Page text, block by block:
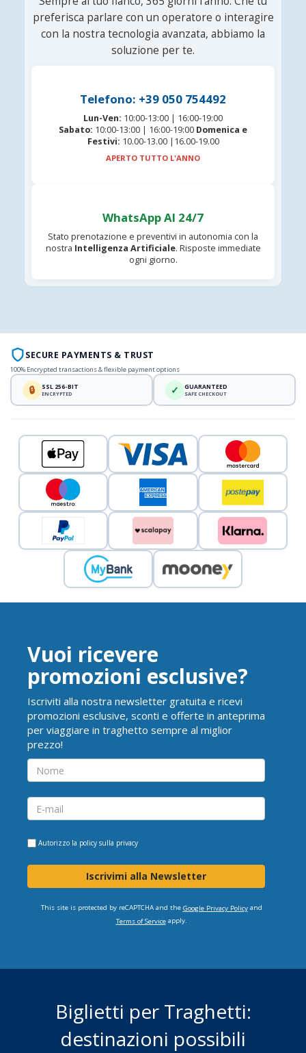
preferisca parlare con un operatore o interagire
con la nostra tecnologia avanzata, abbiamo la
soluzione per te.
Telefono: +39 050 754492
Lun-Ven: 10:00-13:00 | 16:00-19:00
Sabato: 10:00-13:00 | 16:00-19:00 Domenica e
Festivi: 10.00-13.00 |16.00-19.00
APERTO TUTTO L'ANNO
WhatsApp AI 24/7
Stato prenotazione e preventivi in autonomia con la
nostra Intelligenza Artificiale. Risposte immediate
ogni giorno.
SECURE PAYMENTS & TRUST
100% Encrypted transactions & flexible payment options
🔒 SSL 256-BIT
ENCRYPTED ✓ GUARANTEED
SAFE CHECKOUT
Vuoi ricevere
promozioni esclusive?
Iscriviti alla nostra newsletter gratuita e ricevi
promozioni esclusive, sconti e offerte in anteprima
per viaggiare in traghetto sempre al miglior
prezzo!
Autorizzo la policy sulla privacy
Iscrivimi alla Newsletter
This site is protected by reCAPTCHA and the Google Privacy Policyand
Terms of Serviceapply.
Biglietti per Traghetti:
destinazioni possibili